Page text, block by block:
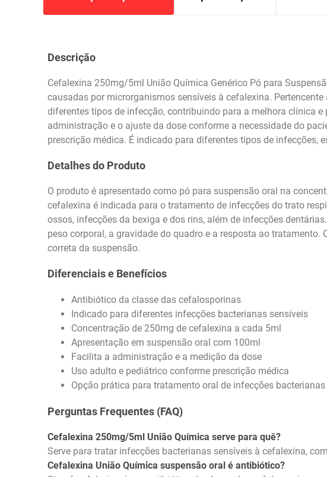
Descrição
Cefalexina 250mg/5ml União Química Genérico Pó para
causadas por microrganismos sensíveis à cefalexina.
diferentes tipos de infecção, contribuindo para a melhora clínica
administração e o ajuste da dose conforme a necessidade do
prescrição médica. É indicado para diferentes tipos de
Detalhes do Produto
O produto é apresentado como pó para suspensão oral na
cefalexina é indicada para o tratamento de infecções do trato
ossos, infecções da bexiga e dos rins, além de infecções
peso corporal, a gravidade do quadro e a resposta ao
correta da suspensão.
Diferenciais e Benefícios
Antibiótico da classe das cefalosporinas
Indicado para diferentes infecções bacterianas sensíveis
Concentração de 250mg de cefalexina a cada 5ml
Apresentação em suspensão oral com 100ml
Facilita a administração e a medição da dose
Uso adulto e pediátrico conforme prescrição médica
Opção prática para tratamento oral de infecções bacterianas
Perguntas Frequentes (FAQ)
Cefalexina 250mg/5ml União Química serve para quê?
Serve para tratar infecções bacterianas sensíveis à cefalexina,
Cefalexina União Química suspensão oral é antibiótico?